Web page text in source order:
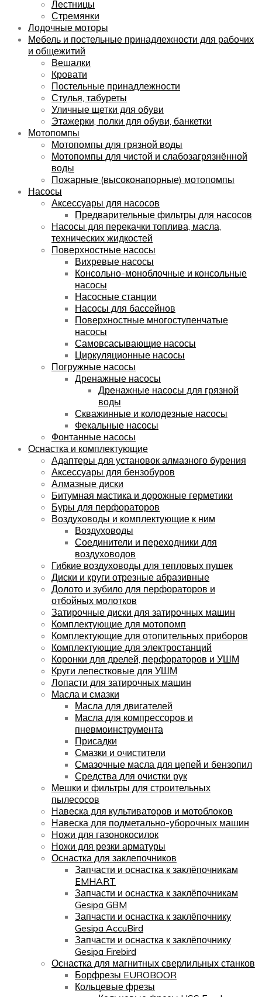
Лестницы
Стремянки
Лодочные моторы
Мебель и постельные принадлежности для рабочих
и общежитий
Вешалки
Кровати
Постельные принадлежности
Стулья, табуреты
Уличные щетки для обуви
Этажерки, полки для обуви, банкетки
Мотопомпы
Мотопомпы для грязной воды
Мотопомпы для чистой и слабозагрязнённой
воды
Пожарные (высоконапорные) мотопомпы
Насосы
Аксессуары для насосов
Предварительные фильтры для насосов
Насосы для перекачки топлива, масла,
технических жидкостей
Поверхностные насосы
Вихревые насосы
Консольно-моноблочные и консольные
насосы
Насосные станции
Насосы для бассейнов
Поверхностные многоступенчатые
насосы
Самовсасывающие насосы
Циркуляционные насосы
Погружные насосы
Дренажные насосы
Дренажные насосы для грязной
воды
Скважинные и колодезные насосы
Фекальные насосы
Фонтанные насосы
Оснастка и комплектующие
Адаптеры для установок алмазного бурения
Аксессуары для бензобуров
Алмазные диски
Битумная мастика и дорожные герметики
Буры для перфораторов
Воздуховоды и комплектующие к ним
Воздуховоды
Соединители и переходники для
воздуховодов
Гибкие воздуховоды для тепловых пушек
Диски и круги отрезные абразивные
Долото и зубило для перфораторов и
отбойных молотков
Затирочные диски для затирочных машин
Комплектующие для мотопомп
Комплектующие для отопительных приборов
Комплектующие для электростанций
Коронки для дрелей, перфораторов и УШМ
Круги лепестковые для УШМ
Лопасти для затирочных машин
Масла и смазки
Масла для двигателей
Масла для компрессоров и
пневмоинструмента
Присадки
Смазки и очистители
Смазочные масла для цепей и бензопил
Средства для очистки рук
Мешки и фильтры для строительных
пылесосов
Навеска для культиваторов и мотоблоков
Навеска для подметально-уборочных машин
Ножи для газонокосилок
Ножи для резки арматуры
Оснастка для заклепочников
Запчасти и оснастка к заклёпочникам
EMHART
Запчасти и оснастка к заклёпочникам
Gesipa GBM
Запчасти и оснастка к заклёпочнику
Gesipa AccuBird
Запчасти и оснастка к заклёпочнику
Gesipa Firebird
Оснастка для магнитных сверлильных станков
Борфрезы EUROBOOR
Кольцевые фрезы